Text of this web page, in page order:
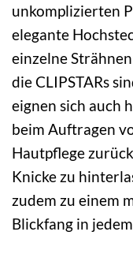
unkomplizierten
elegante
einzelne
die CLIPSTARs
eignen sich auch
beim Auftragen
Hautpflege
Knicke zu
zudem zu einem
Blickfang in